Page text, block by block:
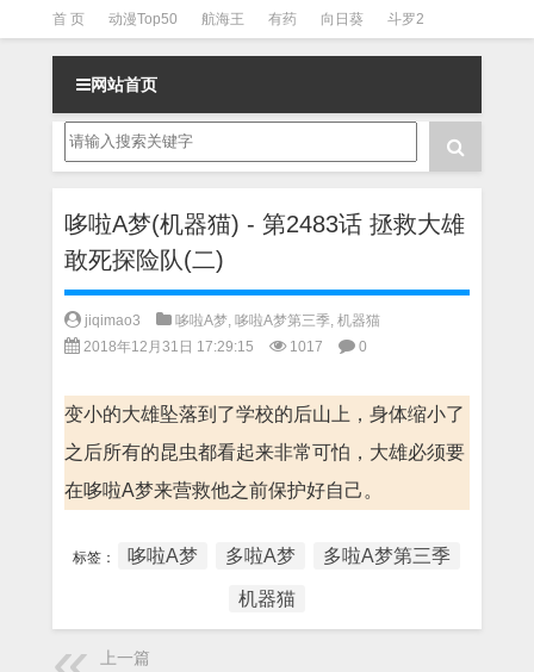
首 页 动漫Top50 航海王 有药 向日葵 斗罗2
斗罗3 火影 一拳超人 柯南 阴阳师 节目清单
网站首页
哆啦A梦(机器猫) - 第2483话 拯救大雄
敢死探险队(二)
jiqimao3 哆啦A梦, 哆啦A梦第三季, 机器猫
2018年12月31日 17:29:15
1017 0
变小的大雄坠落到了学校的后山上，身体缩小了
之后所有的昆虫都看起来非常可怕，大雄必须要
在哆啦A梦来营救他之前保护好自己。
标签： 哆啦A梦 多啦A梦 多啦A梦第三季
机器猫
上一篇